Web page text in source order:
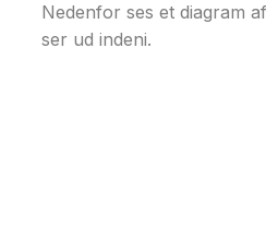
Nedenfor ses et diagram
ser ud indeni.